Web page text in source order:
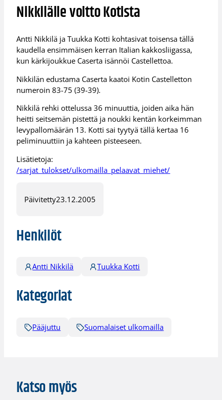
Nikkilälle voitto Kotista
Antti Nikkilä ja Tuukka Kotti kohtasivat toisensa tällä
kaudella ensimmäisen kerran Italian kakkosliigassa,
kun kärkijoukkue Caserta isännöi Castellettoa.
Nikkilän edustama Caserta kaatoi Kotin Castelletton
numeroin 83-75 (39-39).
Nikkilä rehki ottelussa 36 minuuttia, joiden aika hän
heitti seitsemän pistettä ja noukki kentän korkeimman
levypallomäärän 13. Kotti sai tyytyä tällä kertaa 16
peliminuuttiin ja kahteen pisteeseen.
Lisätietoja:
/sarjat_tulokset/ulkomailla_pelaavat_miehet/
Päivitetty23.12.2005
Henkilöt
Antti Nikkilä Tuukka Kotti
Kategoriat
Pääjuttu Suomalaiset ulkomailla
Katso myös